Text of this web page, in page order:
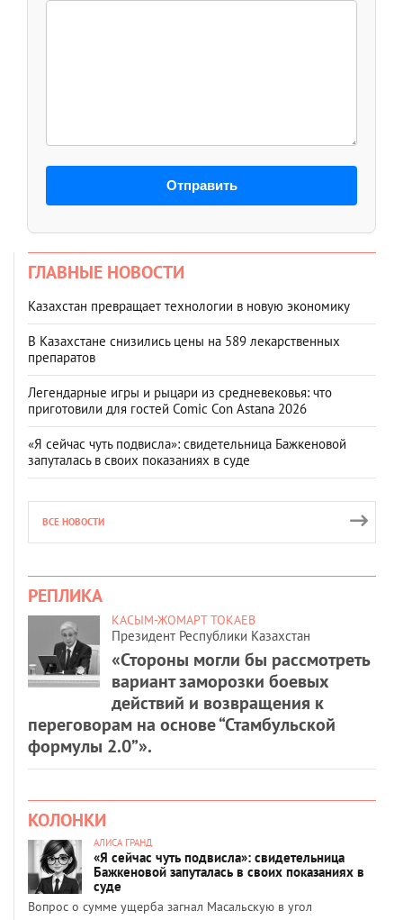
Отправить
ГЛАВНЫЕ НОВОСТИ
Казахстан превращает технологии в новую экономику
В Казахстане снизились цены на 589 лекарственных
препаратов
Легендарные игры и рыцари из средневековья: что
приготовили для гостей Comic Con Astana 2026
«Я сейчас чуть подвисла»: свидетельница Бажкеновой
запуталась в своих показаниях в суде
ВСЕ НОВОСТИ
РЕПЛИКА
КАСЫМ-ЖОМАРТ ТОКАЕВ
Президент Республики Казахстан
«Стороны могли бы рассмотреть
вариант заморозки боевых
действий и возвращения к
переговорам на основе “Стамбульской
формулы 2.0”».
КОЛОНКИ
АЛИСА ГРАНД
«Я сейчас чуть подвисла»: свидетельница
Бажкеновой запуталась в своих показаниях в
суде
Вопрос о сумме ущерба загнал Масальскую в угол